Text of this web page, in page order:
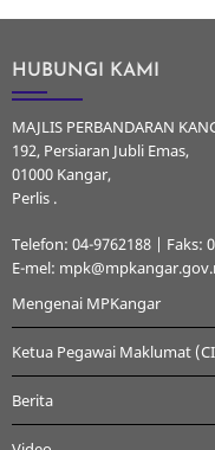
HUBUNGI KAMI
MAJLIS PERBANDARAN
192, Persiaran Jubli Emas,
01000 Kangar,
Perlis .
Telefon: 04-9762188 | Faks:
E-mel:
Mengenai MPKangar
Ketua Pegawai Maklumat
Berita